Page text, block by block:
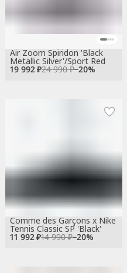
19 992 ₽24 990 ₽−20%
Air Zoom Spiridon 'Black
Metallic Silver'/Sport Red
11 992 ₽14 990 ₽−20%
Comme des Garçons x Nike
Tennis Classic SP 'Black'